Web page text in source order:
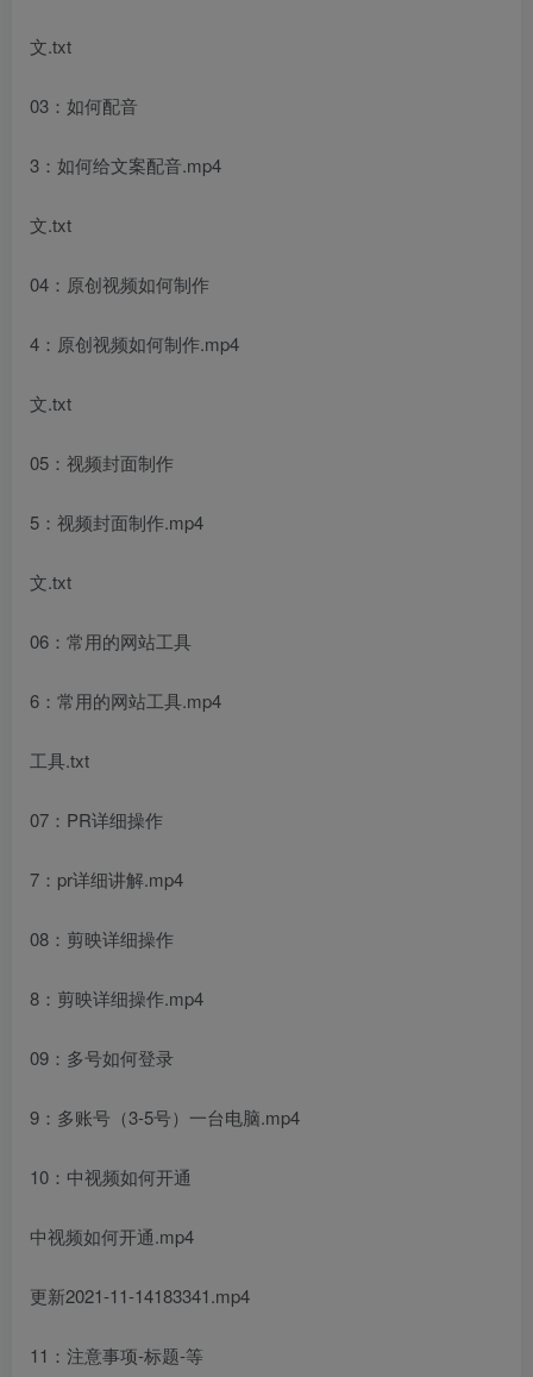
文.txt
03：如何配音
3：如何给文案配音.mp4
文.txt
04：原创视频如何制作
4：原创视频如何制作.mp4
文.txt
05：视频封面制作
5：视频封面制作.mp4
文.txt
06：常用的网站工具
6：常用的网站工具.mp4
工具.txt
07：PR详细操作
7：pr详细讲解.mp4
08：剪映详细操作
8：剪映详细操作.mp4
09：多号如何登录
9：多账号（3-5号）一台电脑.mp4
10：中视频如何开通
中视频如何开通.mp4
更新2021-11-14183341.mp4
11：注意事项-标题-等